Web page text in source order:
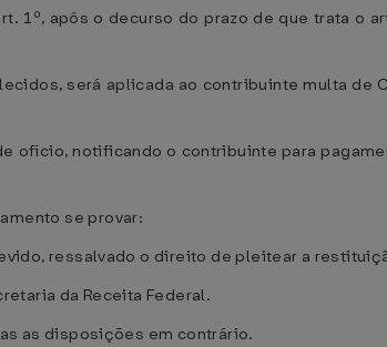
1º, após o decurso do prazo de que trata o
será aplicada ao contribuinte multa de
ofício, notificando o contribuinte para
se provar:
ressalvado o direito de pleitear a
da Receita Federal.
as disposições em contrário.